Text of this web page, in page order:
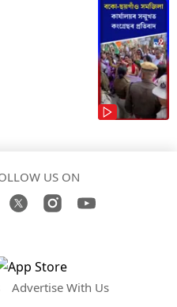
US ON
Advertise With Us